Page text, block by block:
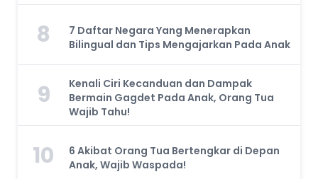
8
7 Daftar Negara Yang Menerapkan
Bilingual dan Tips Mengajarkan Pada Anak
9
Kenali Ciri Kecanduan dan Dampak
Bermain Gagdet Pada Anak, Orang Tua
Wajib Tahu!
10
6 Akibat Orang Tua Bertengkar di Depan
Anak, Wajib Waspada!